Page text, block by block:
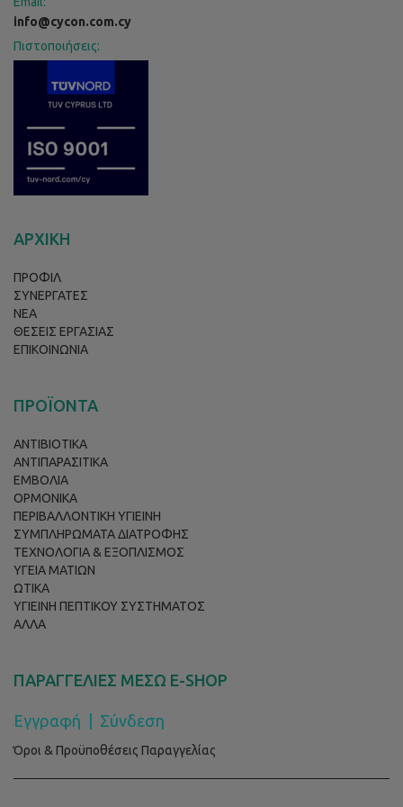
info@cycon.com.cy
Πιστοποιήσεις:
ΑΡΧΙΚΗ
ΠΡΟΦΙΛ
ΣΥΝΕΡΓΑΤΕΣ
ΝΕΑ
ΘΕΣΕΙΣ ΕΡΓΑΣΙΑΣ
ΕΠΙΚΟΙΝΩΝΙΑ
ΠΡΟΪΟΝΤΑ
ΑΝΤΙΒΙΟΤΙΚΑ
ΑΝΤΙΠΑΡΑΣΙΤΙΚΑ
ΕΜΒΟΛΙΑ
ΟΡΜΟΝΙΚΑ
ΠΕΡΙΒΑΛΛΟΝΤΙΚΗ ΥΓΙΕΙΝΗ
ΣΥΜΠΛΗΡΩΜΑΤΑ ΔΙΑΤΡΟΦΗΣ
ΤΕΧΝΟΛΟΓΙΑ & ΕΞΟΠΛΙΣΜΟΣ
ΥΓΕΙΑ ΜΑΤΙΩΝ
ΩΤΙΚΑ
ΥΓΙΕΙΝΗ ΠΕΠΤΙΚΟΥ ΣΥΣΤΗΜΑΤΟΣ
ΑΛΛΑ
ΠΑΡΑΓΓΕΛΙΕΣ ΜΕΣΩ E-SHOP
Εγγραφή Σύνδεση
Όροι & Προϋποθέσεις Παραγγελίας